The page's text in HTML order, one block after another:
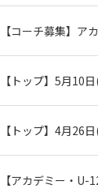
【コーチ募集】ア
【トップ】5月10
【トップ】4月26
【アカデミー・